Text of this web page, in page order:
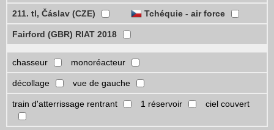
211. tl, Čáslav (CZE) Tchéquie - air force
Fairford (GBR) RIAT 2018
chasseur monoréacteur
décollage vue de gauche
train d'atterrissage rentrant 1 réservoir ciel couvert